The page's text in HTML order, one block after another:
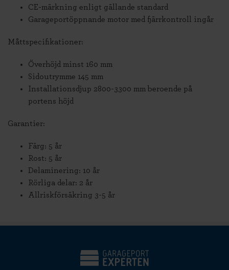
CE-märkning enligt gällande standard
Garageportöppnande motor med fjärrkontroll ingår
Måttspecifikationer:
Överhöjd minst 160 mm
Sidoutrymme 145 mm
Installationsdjup 2800-3300 mm beroende på
portens höjd
Garantier:
Färg: 5 år
Rost: 5 år
Delaminering: 10 år
Rörliga delar: 2 år
Allriskförsäkring 3-5 år